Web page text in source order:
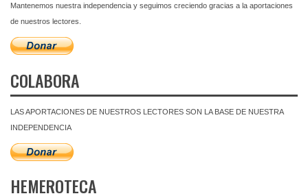
Mantenemos nuestra independencia y seguimos creciendo gracias a la aportaciones
de nuestros lectores.
COLABORA
LAS APORTACIONES DE NUESTROS LECTORES SON LA BASE DE NUESTRA
INDEPENDENCIA
HEMEROTECA